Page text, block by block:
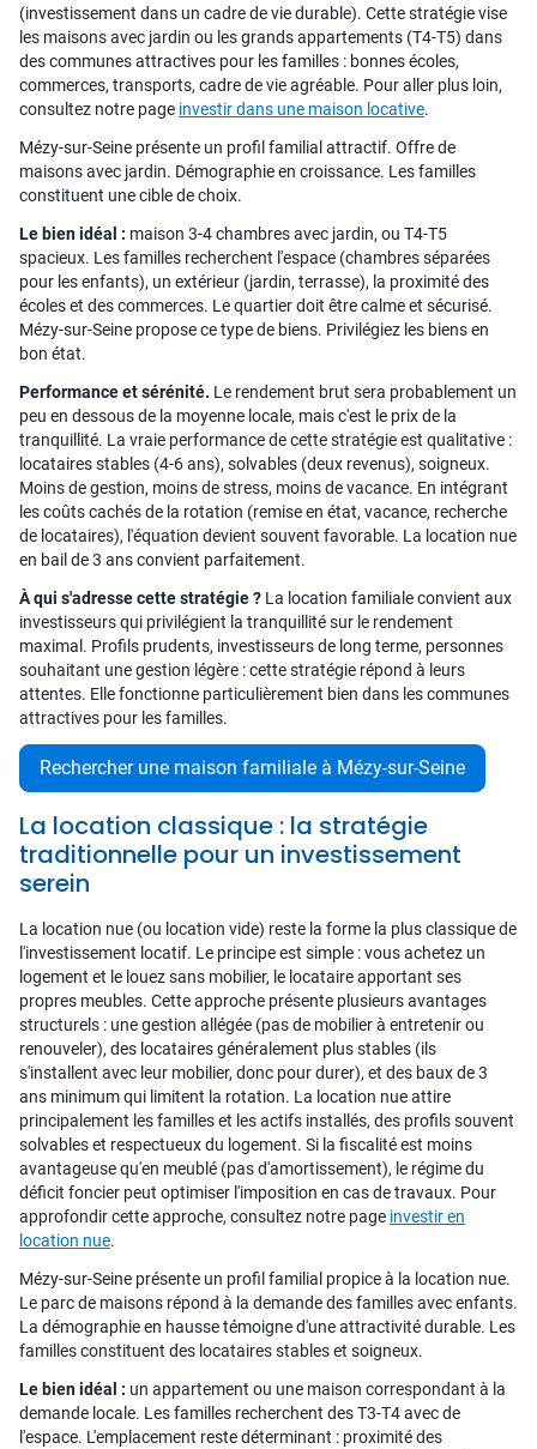
(investissement dans un cadre de vie durable). Cette stratégie vise
les maisons avec jardin ou les grands appartements (T4-T5) dans
des communes attractives pour les familles : bonnes écoles,
commerces, transports, cadre de vie agréable. Pour aller plus loin,
consultez notre page investir dans une maison locative.
Mézy-sur-Seine présente un profil familial attractif. Offre de
maisons avec jardin. Démographie en croissance. Les familles
constituent une cible de choix.
Le bien idéal : maison 3-4 chambres avec jardin, ou T4-T5
spacieux. Les familles recherchent l'espace (chambres séparées
pour les enfants), un extérieur (jardin, terrasse), la proximité des
écoles et des commerces. Le quartier doit être calme et sécurisé.
Mézy-sur-Seine propose ce type de biens. Privilégiez les biens en
bon état.
Performance et sérénité. Le rendement brut sera probablement un
peu en dessous de la moyenne locale, mais c'est le prix de la
tranquillité. La vraie performance de cette stratégie est qualitative :
locataires stables (4-6 ans), solvables (deux revenus), soigneux.
Moins de gestion, moins de stress, moins de vacance. En intégrant
les coûts cachés de la rotation (remise en état, vacance, recherche
de locataires), l'équation devient souvent favorable. La location nue
en bail de 3 ans convient parfaitement.
À qui s'adresse cette stratégie ? La location familiale convient aux
investisseurs qui privilégient la tranquillité sur le rendement
maximal. Profils prudents, investisseurs de long terme, personnes
souhaitant une gestion légère : cette stratégie répond à leurs
attentes. Elle fonctionne particulièrement bien dans les communes
attractives pour les familles.
Rechercher une maison familiale à Mézy-sur-Seine
La location classique : la stratégie
traditionnelle pour un investissement
serein
La location nue (ou location vide) reste la forme la plus classique de
l'investissement locatif. Le principe est simple : vous achetez un
logement et le louez sans mobilier, le locataire apportant ses
propres meubles. Cette approche présente plusieurs avantages
structurels : une gestion allégée (pas de mobilier à entretenir ou
renouveler), des locataires généralement plus stables (ils
s'installent avec leur mobilier, donc pour durer), et des baux de 3
ans minimum qui limitent la rotation. La location nue attire
principalement les familles et les actifs installés, des profils souvent
solvables et respectueux du logement. Si la fiscalité est moins
avantageuse qu'en meublé (pas d'amortissement), le régime du
déficit foncier peut optimiser l'imposition en cas de travaux. Pour
approfondir cette approche, consultez notre page investir en
location nue.
Mézy-sur-Seine présente un profil familial propice à la location nue.
Le parc de maisons répond à la demande des familles avec enfants.
La démographie en hausse témoigne d'une attractivité durable. Les
familles constituent des locataires stables et soigneux.
Le bien idéal : un appartement ou une maison correspondant à la
demande locale. Les familles recherchent des T3-T4 avec de
l'espace. L'emplacement reste déterminant : proximité des